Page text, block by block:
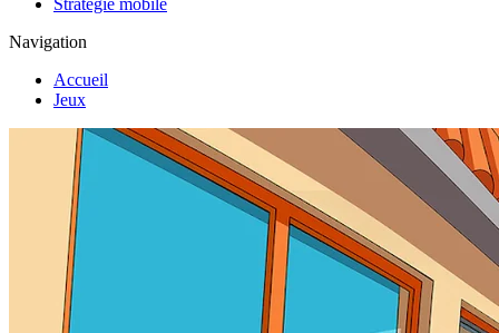
Stratégie mobile
Navigation
Accueil
Jeux